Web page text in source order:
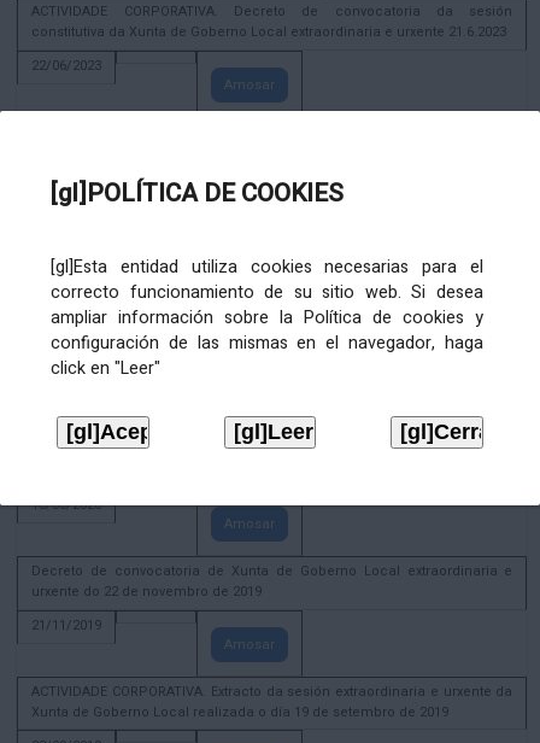
[gl]POLÍTICA DE COOKIES
[gl]Esta entidad utiliza cookies necesarias para el
correcto funcionamiento de su sitio web. Si desea
ampliar información sobre la Política de cookies y
configuración de las mismas en el navegador, haga
click en "Leer"
ACTIVIDADE CORPORATIVA. Decreto de convocatoria da sesión
constitutiva da Xunta de Goberno Local extraordinaria e urxente 21.6.2023
22/06/2023
Amosar
Amosar
28/12/2020
Amosar
ACTIVIDADE CORPORATIVA. Extracto do Pleno ordinario de data 2.7.2020
ACTIVIDADE CORPORATIVA. Extracto da Xunta de Goberno Local de 17 de
18/06/2020
Amosar
Decreto de convocatoria de Xunta de Goberno Local extraordinaria e
urxente do 22 de novembro de 2019
21/11/2019
Amosar
ACTIVIDADE CORPORATIVA. Extracto da sesión extraordinaria e urxente da
Xunta de Goberno Local realizada o día 19 de setembro de 2019